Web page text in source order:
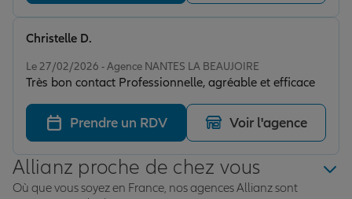
Le 27/02/2026 - Agence NANTES LA BEAUJOIRE
Très bon contact Professionnelle, agréable et efficace
Christelle D.
Prendre un RDV Voir l'agence
Allianz proche de chez vous
Où que vous soyez en France, nos agences Allianz sont